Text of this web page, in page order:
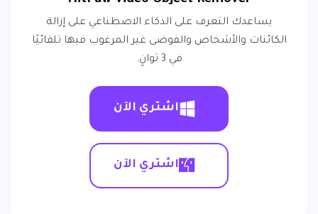
يساعدك التعرف على الذكاء الاصطناعي على إزالة
الكائنات والأشخاص والفوضى غير المرغوب فيها تلقائيًا
في 3 ثوانٍ.
اشتري الآن
اشتري الآن